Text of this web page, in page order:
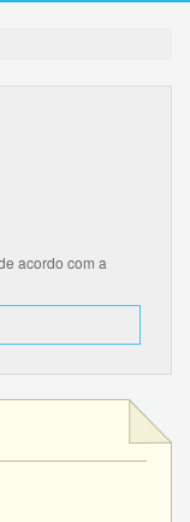
acordo com a